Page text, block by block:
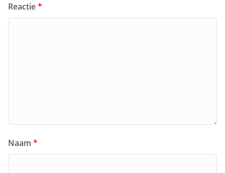
Reactie*
Naam *